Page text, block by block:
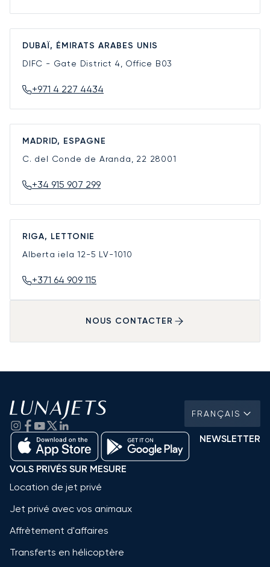
DUBAÏ, ÉMIRATS ARABES UNIS
DIFC - Gate District 4, Office B03
+971 4 227 4434
MADRID, ESPAGNE
C. del Conde de Aranda, 22 28001
+34 915 907 299
RIGA, LETTONIE
Alberta iela 12-5 LV-1010
+371 64 909 115
NOUS CONTACTER
FRANÇAIS
NEWSLETTER
VOLS PRIVÉS SUR MESURE
Location de jet privé
Jet privé avec vos animaux
Affrètement d'affaires
Transferts en hélicoptère